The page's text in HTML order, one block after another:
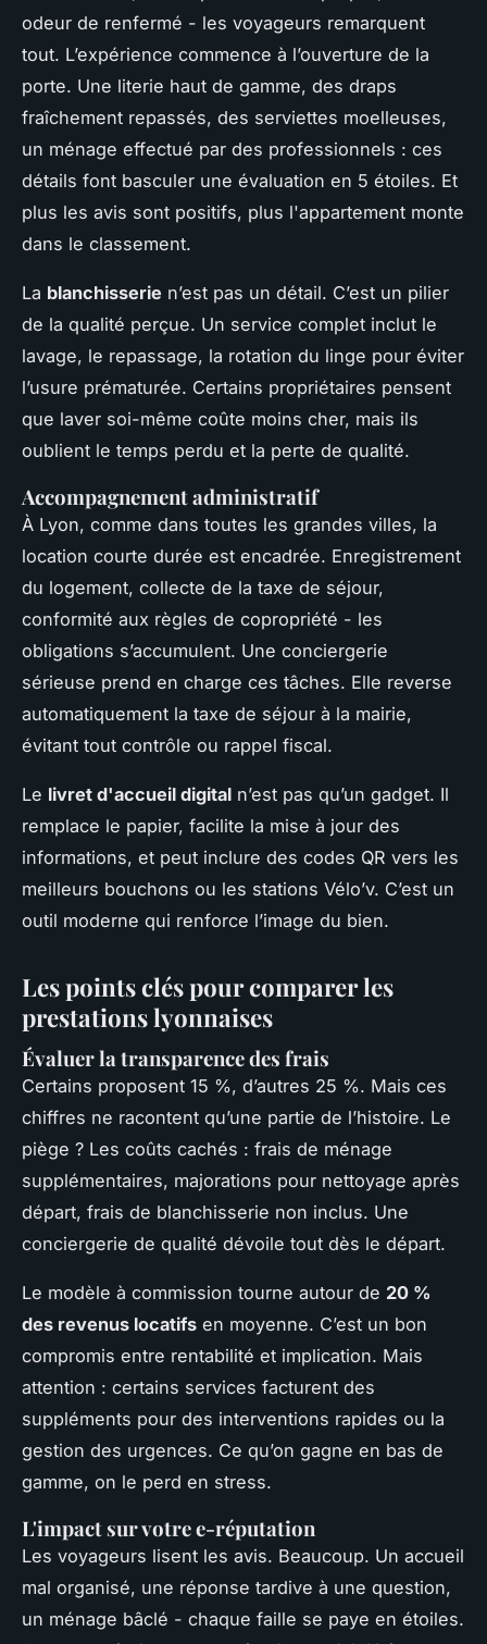
odeur de renfermé - les voyageurs remarquent
tout. L’expérience commence à l’ouverture de la
porte. Une literie haut de gamme, des draps
fraîchement repassés, des serviettes moelleuses,
un ménage effectué par des professionnels : ces
détails font basculer une évaluation en 5 étoiles. Et
plus les avis sont positifs, plus l'appartement monte
dans le classement.
La blanchisserie n’est pas un détail. C’est un pilier
de la qualité perçue. Un service complet inclut le
lavage, le repassage, la rotation du linge pour éviter
l’usure prématurée. Certains propriétaires pensent
que laver soi-même coûte moins cher, mais ils
oublient le temps perdu et la perte de qualité.
Accompagnement administratif
À Lyon, comme dans toutes les grandes villes, la
location courte durée est encadrée. Enregistrement
du logement, collecte de la taxe de séjour,
conformité aux règles de copropriété - les
obligations s’accumulent. Une conciergerie
sérieuse prend en charge ces tâches. Elle reverse
automatiquement la taxe de séjour à la mairie,
évitant tout contrôle ou rappel fiscal.
Le livret d'accueil digital n’est pas qu’un gadget. Il
remplace le papier, facilite la mise à jour des
informations, et peut inclure des codes QR vers les
meilleurs bouchons ou les stations Vélo’v. C’est un
outil moderne qui renforce l’image du bien.
Les points clés pour comparer les
prestations lyonnaises
Évaluer la transparence des frais
Certains proposent 15 %, d’autres 25 %. Mais ces
chiffres ne racontent qu’une partie de l’histoire. Le
piège ? Les coûts cachés : frais de ménage
supplémentaires, majorations pour nettoyage après
départ, frais de blanchisserie non inclus. Une
conciergerie de qualité dévoile tout dès le départ.
Le modèle à commission tourne autour de 20 %
des revenus locatifs en moyenne. C’est un bon
compromis entre rentabilité et implication. Mais
attention : certains services facturent des
suppléments pour des interventions rapides ou la
gestion des urgences. Ce qu’on gagne en bas de
gamme, on le perd en stress.
L'impact sur votre e-réputation
Les voyageurs lisent les avis. Beaucoup. Un accueil
mal organisé, une réponse tardive à une question,
un ménage bâclé - chaque faille se paye en étoiles.